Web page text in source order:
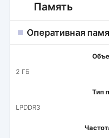
Память
Оперативная
2 ГБ
Тип
LPDDR3